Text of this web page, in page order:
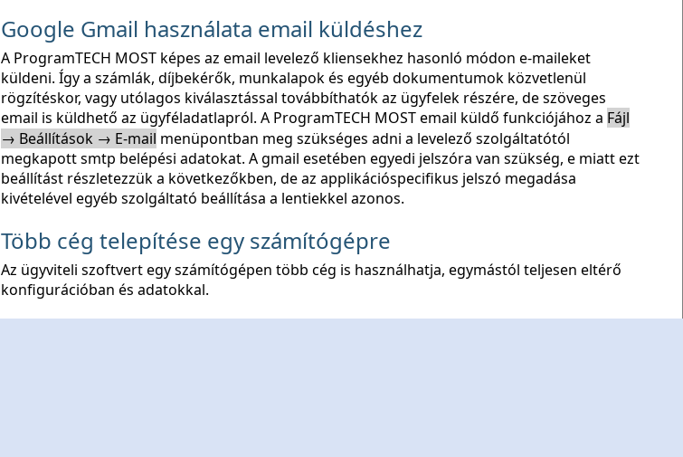
Google Gmail használata email küldéshez
A ProgramTECH MOST képes az email levelező kliensekhez hasonló módon e-maileket
küldeni. Így a számlák, díjbekérők, munkalapok és egyéb dokumentumok közvetlenül
rögzítéskor, vagy utólagos kiválasztással továbbíthatók az ügyfelek részére, de szöveges
email is küldhető az ügyféladatlapról. A ProgramTECH MOST email küldő funkciójához a Fájl
→ Beállítások → E-mail menüpontban meg szükséges adni a levelező szolgáltatótól
megkapott smtp belépési adatokat. A gmail esetében egyedi jelszóra van szükség, e miatt ezt
beállítást részletezzük a következőkben, de az applikációspecifikus jelszó megadása
kivételével egyéb szolgáltató beállítása a lentiekkel azonos.
Több cég telepítése egy számítógépre
Az ügyviteli szoftvert egy számítógépen több cég is használhatja, egymástól teljesen eltérő
konfigurációban és adatokkal.